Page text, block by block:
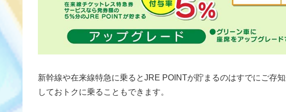
新幹線や在来線特急に乗るとJRE POINTが貯まるのはすでにご存
しておトクに乗ることもできます。